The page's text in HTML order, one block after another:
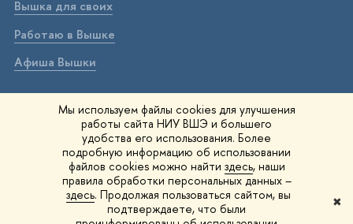
Мы используем файлы cookies для улучшения
работы сайта НИУ ВШЭ и большего
удобства его использования. Более
подробную информацию об использовании
файлов cookies можно найти здесь, наши
правила обработки персональных данных –
здесь. Продолжая пользоваться сайтом, вы
подтверждаете, что были
✖
Вышка для своих
Работаю в Вышке
Афиша Вышки
ВЫШКА В МАХ
Высшая школа экономики
Вышка для своих
Работаю в Вышке
Афиша Вышки